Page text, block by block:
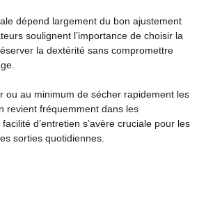
dépend largement du bon ajustement
soulignent l’importance de choisir la
la dextérité sans compromettre
ou au minimum de sécher rapidement les
revient fréquemment dans les
d’entretien s’avère cruciale pour les
sorties quotidiennes.